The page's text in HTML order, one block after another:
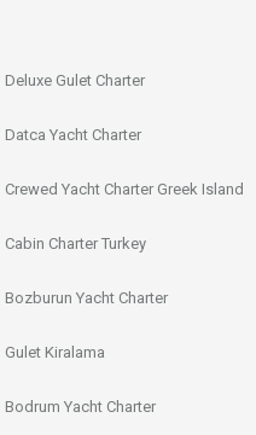
Deluxe Gulet Charter
Datca Yacht Charter
Crewed Yacht Charter Greek Island
Cabin Charter Turkey
Bozburun Yacht Charter
Gulet Kiralama
Bodrum Yacht Charter